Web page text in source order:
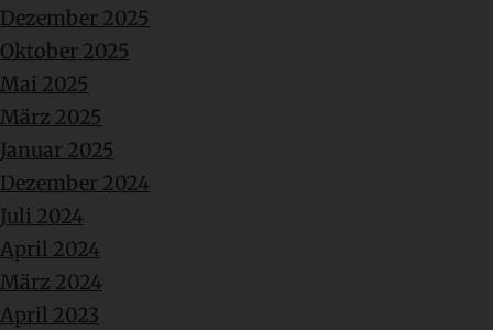
Dezember 2025
Oktober 2025
Mai 2025
März 2025
Januar 2025
Dezember 2024
Juli 2024
April 2024
März 2024
April 2023